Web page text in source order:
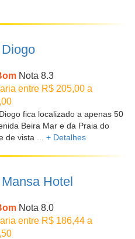
Nota 8.3
entre R$ 205,00 a
fica localizado a apenas 50
Beira Mar e da Praia do
de vista ... + Detalhes
Hotel
Nota 8.0
entre R$ 186,44 a